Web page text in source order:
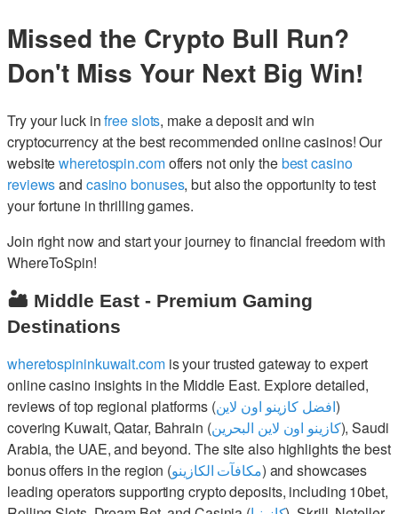
Missed the Crypto Bull Run?
Don't Miss Your Next Big Win!
Try your luck infree slots, make a deposit and win
cryptocurrency at the best recommended online casinos! Our
websitewheretospin.comoffers not only thebest casino
reviewsand casino bonuses, but also the opportunity to test
your fortune in thrilling games.
Join right now and start your journey to financial freedom with
WhereToSpin!
🏜️ Middle East - Premium Gaming
Destinations
wheretospininkuwait.comis your trusted gateway to expert
online casino insights in the Middle East. Explore detailed,
reviews of top regional platforms (افضل كازينو اون لاين)
covering Kuwait, Qatar, Bahrain (كازينو اون لاين البحرين), Saudi
Arabia, the UAE, and beyond. The site also highlights the best
bonus offers in the region (مكافآت الكازينو) and showcases
leading operators supporting crypto deposits, including 10bet,